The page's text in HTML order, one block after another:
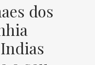
dos